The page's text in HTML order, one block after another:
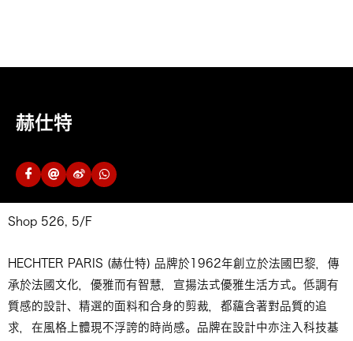
赫仕特
Shop 526, 5/F
HECHTER PARIS (赫仕特) 品牌於1962年創立於法國巴黎，傳
承於法國文化，優雅而有智慧，宣揚法式優雅生活方式。低調有
質感的設計、精選的面料和合身的剪裁，都蘊含著對品質的追
求，在風格上體現不浮誇的時尚感。品牌在設計中亦注入科技基